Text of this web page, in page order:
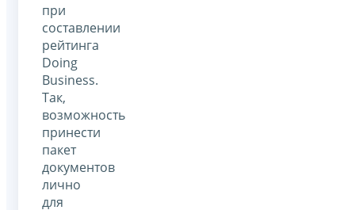
при
составлении
рейтинга
Doing
Business.
Так,
возможность
принести
пакет
документов
лично
для